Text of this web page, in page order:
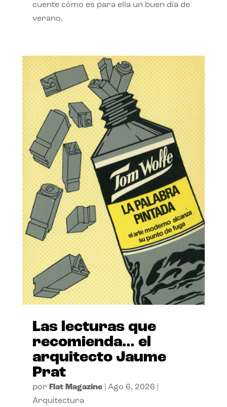
cuente cómo es para ella un buen día de
verano.
Las lecturas que
recomienda… el
arquitecto Jaume
Prat
por Flat Magazine| Ago 6, 2026
Arquitectura